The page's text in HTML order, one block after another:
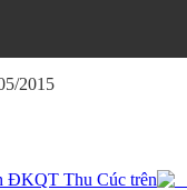
2015
ĐKQT Thu Cúc trên